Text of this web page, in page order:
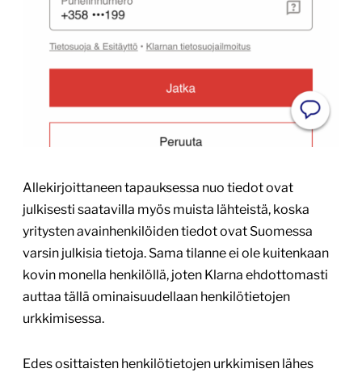
Allekirjoittaneen tapauksessa nuo tiedot ovat
julkisesti saatavilla myös muista lähteistä, koska
yritysten avainhenkilöiden tiedot ovat Suomessa
varsin julkisia tietoja. Sama tilanne ei ole kuitenkaan
kovin monella henkilöllä, joten Klarna ehdottomasti
auttaa tällä ominaisuudellaan henkilötietojen
urkkimisessa.
Edes osittaisten henkilötietojen urkkimisen lähes